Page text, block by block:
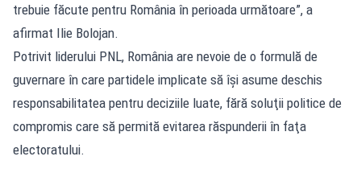
trebuie făcute pentru România în perioada următoare”, a
afirmat Ilie Bolojan.
Potrivit liderului PNL, România are nevoie de o formulă de
guvernare în care partidele implicate să îşi asume deschis
responsabilitatea pentru deciziile luate, fără soluţii politice de
compromis care să permită evitarea răspunderii în faţa
electoratului.